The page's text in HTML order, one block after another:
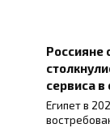
Россияне
сервиса в
Египет в